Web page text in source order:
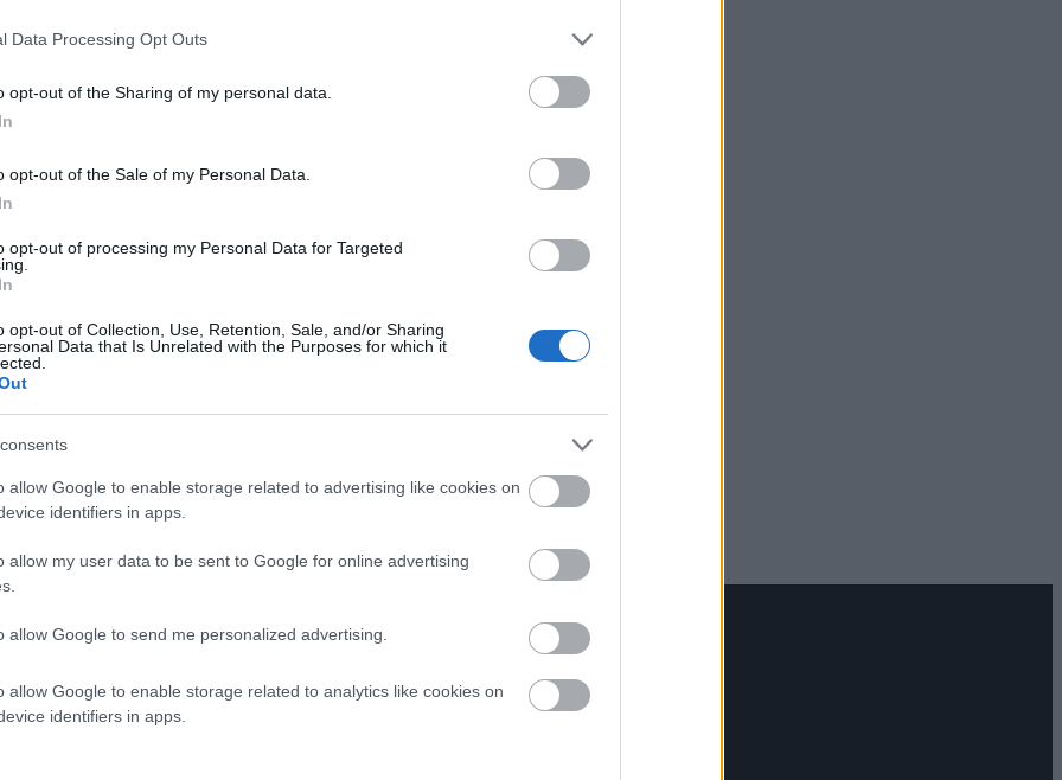
Data Processing Opt Outs
opt-out of the Sharing of my personal data.
opt-out of the Sale of my Personal Data.
opt-out of processing my Personal Data for Targeted
opt-out of Collection, Use, Retention, Sale, and/or Sharing
Data that Is Unrelated with the Purposes for which it
allow Google to enable storage related to advertising like cookies on
identifiers in apps.
allow my user data to be sent to Google for online advertising
allow Google to send me personalized advertising.
allow Google to enable storage related to analytics like cookies on
identifiers in apps.